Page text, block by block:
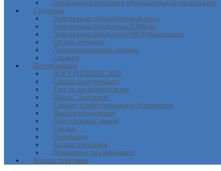
Организация питания в образовательной организации
Студентам
Электронная образовательная среда
Электронная библиотека IPRbooks
Электронная библиотека PROFобразование
Оплата обучения
Демонстрационный экзамен
Справки
Поступающим
ПОСТУПЛЕНИЕ 2026
Списки поступающих
Тест на профориентацию
Школа "Экстернат"
Среднее профессиональное образование
Высшее образование
Дни открытых дверей
Скидки
Олимпиада
Каталог программ
Повышение квалификации
Каталог программ